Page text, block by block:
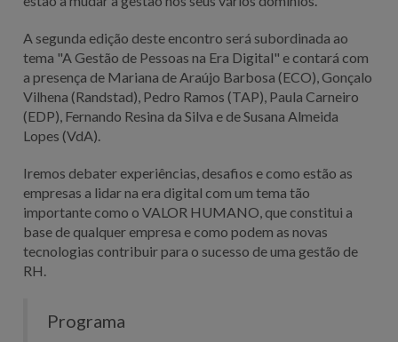
A segunda edição deste encontro será subordinada ao
tema "A Gestão de Pessoas na Era Digital" e contará com
a presença de Mariana de Araújo Barbosa (ECO), Gonçalo
Vilhena (Randstad), Pedro Ramos (TAP), Paula Carneiro
(EDP), Fernando Resina da Silva e de Susana Almeida
Lopes (VdA).
Iremos debater experiências, desafios e como estão as
empresas a lidar na era digital com um tema tão
importante como o VALOR HUMANO, que constitui a
base de qualquer empresa e como podem as novas
tecnologias contribuir para o sucesso de uma gestão de
RH.
Programa